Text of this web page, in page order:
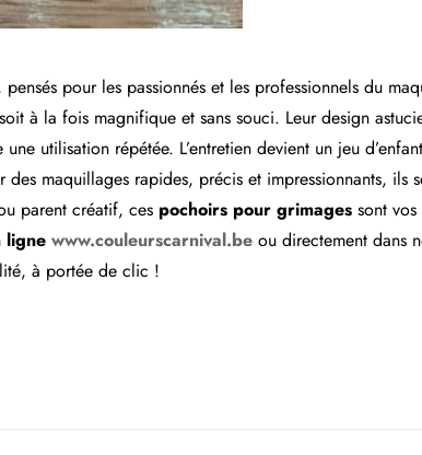
pensés pour les passionnés et les professionnels du
à la fois magnifique et sans souci. Leur design
utilisation répétée. L’entretien devient un jeu
maquillages rapides, précis et impressionnants, ils
parent créatif, ces pochoirs pour grimagessont vos
ligne www.couleurscarnival.beou directement dans
à portée de clic !